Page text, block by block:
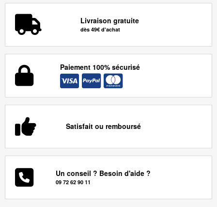
Livraison gratuite
dès 49€ d'achat
Paiement 100% sécurisé
Satisfait ou remboursé
Un conseil ? Besoin d'aide ?
09 72 62 90 11